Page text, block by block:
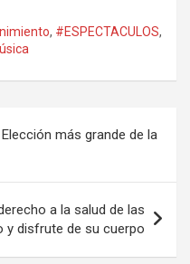
, #ESPECTACULOS,
más grande de la
a la salud de las
y disfrute de su cuerpo